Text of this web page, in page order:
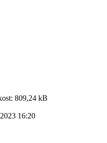
809,24 kB
16:20